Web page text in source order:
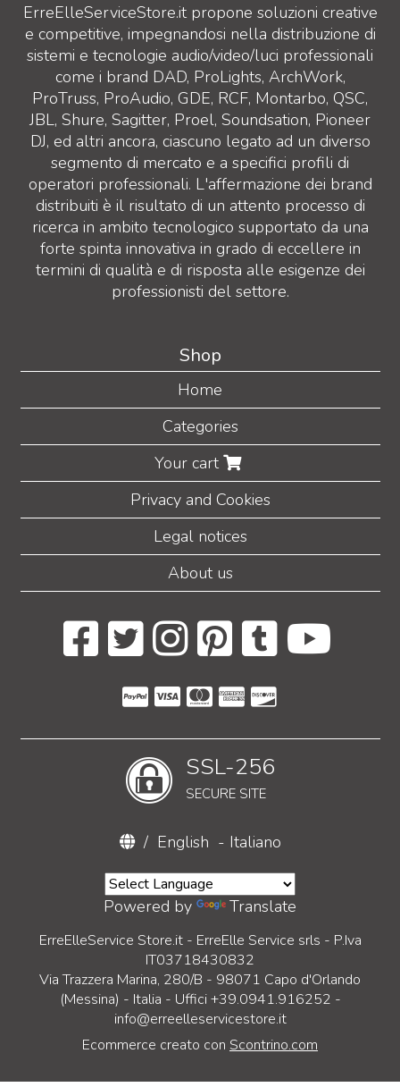
ErreElleServiceStore.it propone soluzioni creative
e competitive, impegnandosi nella distribuzione di
sistemi e tecnologie audio/video/luci professionali
come i brand DAD, ProLights, ArchWork,
ProTruss, ProAudio, GDE, RCF, Montarbo, QSC,
JBL, Shure, Sagitter, Proel, Soundsation, Pioneer
DJ, ed altri ancora, ciascuno legato ad un diverso
segmento di mercato e a specifici profili di
operatori professionali. L'affermazione dei brand
distribuiti è il risultato di un attento processo di
ricerca in ambito tecnologico supportato da una
forte spinta innovativa in grado di eccellere in
termini di qualità e di risposta alle esigenze dei
professionisti del settore.
Shop
Home
Categories
Your cart
Privacy and Cookies
Legal notices
About us
SSL-256
SECURE SITE
/ English - Italiano
Powered by Translate
ErreElleService Store.it - ErreElle Service srls - P.Iva
IT03718430832
Via Trazzera Marina, 280/B - 98071 Capo d'Orlando
(Messina) - Italia - Uffici +39.0941.916252 -
info@erreelleservicestore.it
Ecommerce creato con Scontrino.com